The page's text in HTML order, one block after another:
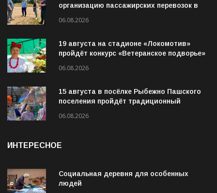
организацию пассажирских перевозок в
06.08.2026
19 августа на стадионе «Локомотив»
пройдёт конкурс «Ветеранское подворье»
06.08.2026
15 августа в посёлке Рыбежно Пашского
поселения пройдёт традиционный
06.08.2026
ИНТЕРЕСНОЕ
Социальная деревня для особенных
людей